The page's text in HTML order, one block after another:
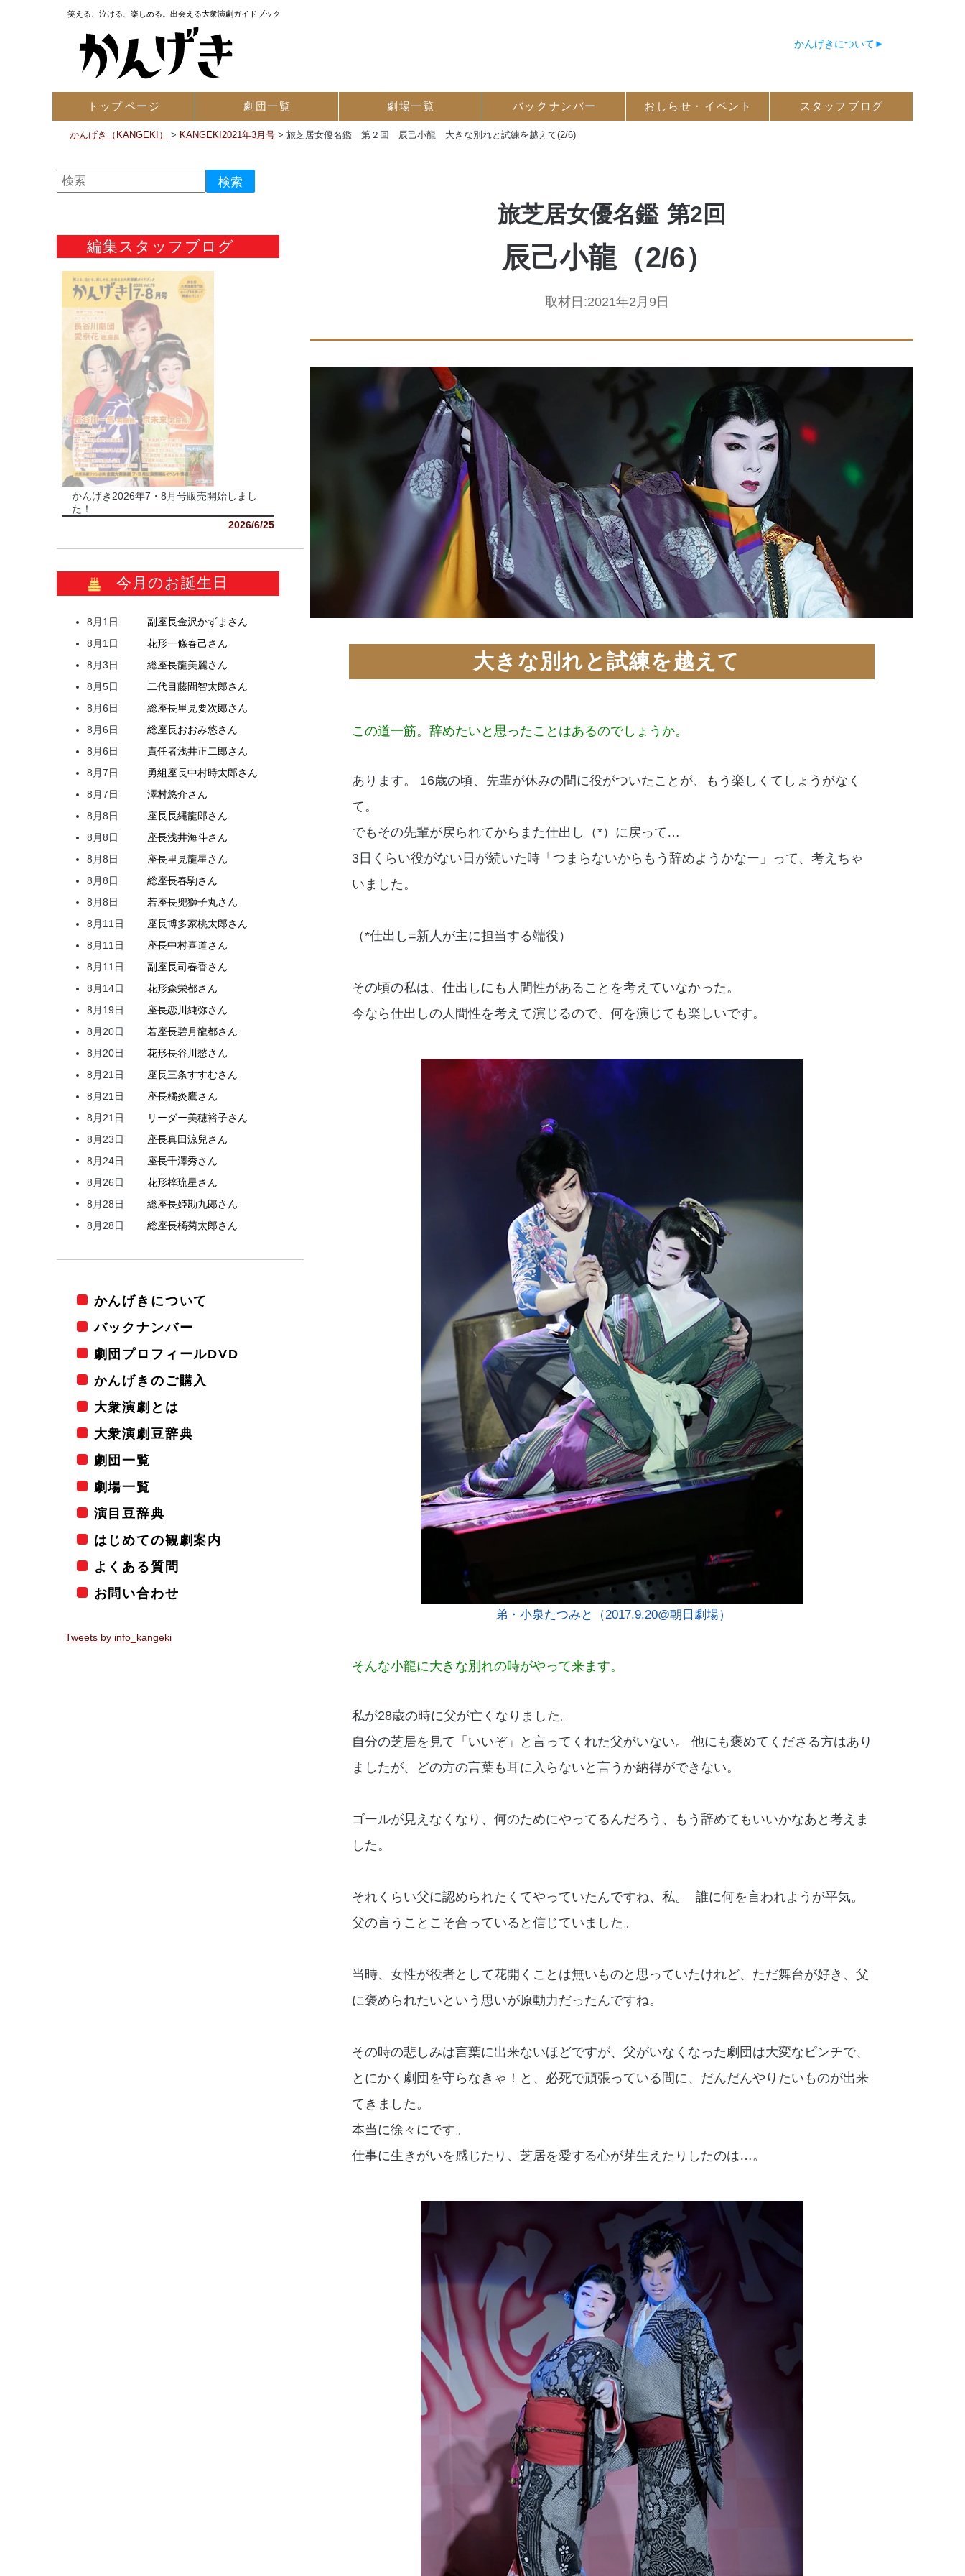
笑える、泣ける、楽しめる。出会える大衆演劇ガイドブック
かんげきについて
トップページ 劇団一覧 劇場一覧 バック ナンバー おしらせ・ イベント スタッフ ブログ
かんげき（KANGEKI） > KANGEKI2021年3月号 >旅芝居女優名鑑 第２回 辰己小龍 大きな別れと試練を越えて(2/6)
旅芝居女優名鑑 第2回
辰己小龍（2/6）
取材日:2021年2月9日
大きな別れと試練を越えて
この道一筋。辞めたいと思ったことはあるのでしょうか。
あります。 16歳の頃、先輩が休みの間に役がついたことが、もう楽しくてしょうがなく
て。
でもその先輩が戻られてからまた仕出し（*）に戻って…
3日くらい役がない日が続いた時「つまらないからもう辞めようかなー」って、考えちゃ
いました。
（*仕出し=新人が主に担当する端役）
その頃の私は、仕出しにも人間性があることを考えていなかった。
今なら仕出しの人間性を考えて演じるので、何を演じても楽しいです。
弟・小泉たつみと（2017.9.20@朝日劇場）
そんな小龍に大きな別れの時がやって来ます。
私が28歳の時に父が亡くなりました。
自分の芝居を見て「いいぞ」と言ってくれた父がいない。 他にも褒めてくださる方はあり
ましたが、どの方の言葉も耳に入らないと言うか納得ができない。
ゴールが見えなくなり、何のためにやってるんだろう、もう辞めてもいいかなあと考えま
した。
それくらい父に認められたくてやっていたんですね、私。 誰に何を言われようが平気。
父の言うことこそ合っていると信じていました。
当時、女性が役者として花開くことは無いものと思っていたけれど、ただ舞台が好き、父
に褒められたいという思いが原動力だったんですね。
その時の悲しみは言葉に出来ないほどですが、父がいなくなった劇団は大変なピンチで、
とにかく劇団を守らなきゃ！と、必死で頑張っている間に、だんだんやりたいものが出来
てきました。
本当に徐々にです。
仕事に生きがいを感じたり、芝居を愛する心が芽生えたりしたのは…。
編集スタッフブログ
かんげき2026年7・8月号販売開始しまし
た！
2026/6/25
今月のお誕生日
8月1日 副座長金沢かずま さん
8月1日
花形一條春己さん
8月3日
総座長龍美麗さん
8月5日
二代目藤間智太郎さん
8月6日
総座長里見要次郎さん
8月6日
総座長おおみ悠さん
8月6日
責任者浅井正二郎さん
8月7日
勇組座長中村時太郎さん
8月7日
澤村悠介さん
8月8日
座長長縄龍郎さん
8月8日
座長浅井海斗さん
8月8日
座長里見龍星さん
8月8日
総座長春駒さん
8月8日
若座長兜獅子丸さん
8月11日
座長博多家桃太郎さん
8月11日
座長中村喜道さん
8月11日
副座長司春香さん
8月14日
花形森栄都さん
8月19日
座長恋川 純弥さん
8月20日
若座長碧月龍都さん
8月20日
花形長谷川 愁さん
8月21日
座長三条すすむさん
8月21日
座長橘炎鷹さん
8月21日
リーダー美穂裕子さん
8月23日
座長真田涼兒さん
8月24日
座長千澤秀さん
8月26日
花形梓琉星さん
8月28日
総座長姫勘九郎さん
8月28日
総座長橘菊太郎さん
かんげきについて
バックナンバー
劇団プロフィールDVD
かんげきのご購入
大衆演劇とは
大衆演劇豆辞典
劇団一覧
劇場一覧
演目豆辞典
はじめての観劇案内
よくある質問
お問い合わせ
Tweets by info_kangeki